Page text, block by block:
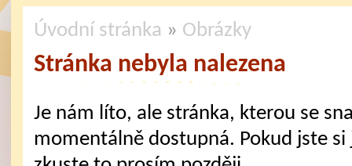
Úvodní stránka » Obrázky
Stránka nebyla nalezena
Je nám líto, ale stránka, kterou se
momentálně dostupná. Pokud jste